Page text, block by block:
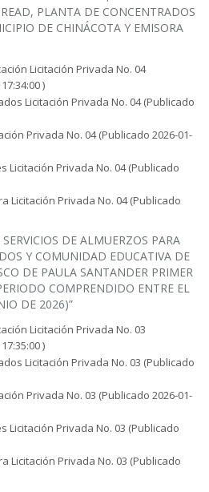
PLANTA DE CONCENTRADOS
DE CHINÁCOTA Y EMISORA
Licitación Privada No. 04
)
Licitación Privada No. 04 (Publicado
Privada No. 04 (Publicado 2026-01-
Licitación Privada No. 04 (Publicado
Licitación Privada No. 04 (Publicado
DE ALMUERZOS PARA
Y COMUNIDAD EDUCATIVA DE
DE PAULA SANTANDER PRIMER
COMPRENDIDO ENTRE EL
DE 2026)”
Licitación Privada No. 03
)
Licitación Privada No. 03 (Publicado
Privada No. 03 (Publicado 2026-01-
Licitación Privada No. 03 (Publicado
Licitación Privada No. 03 (Publicado